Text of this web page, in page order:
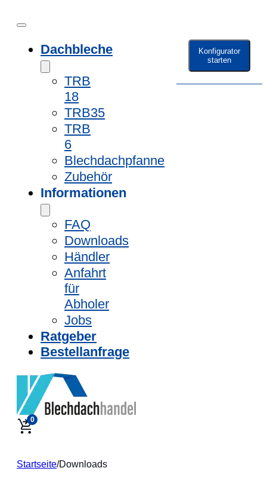
Dachbleche
TRB
18
TRB35
TRB
6
Blechdachpfanne
Zubehör
Informationen
FAQ
Downloads
Händler
Anfahrt
für
Abholer
Jobs
Ratgeber
Bestellanfrage
0
Konfigurator
starten
Startseite/Downloads